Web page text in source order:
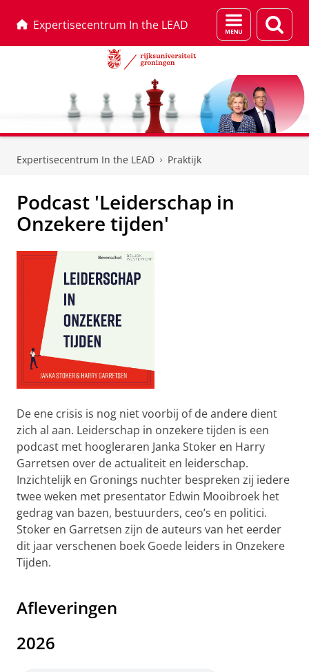
Expertisecentrum In the LEAD
Menu
en
Expertisecentrum In the LEAD Praktijk
Podcast 'Leiderschap in
Onzekere tijden'
De ene crisis is nog niet voorbij of de andere dient
zich al aan. Leiderschap in onzekere tijden is een
podcast met hoogleraren Janka Stoker en Harry
Garretsen over de actualiteit en leiderschap.
Inzichtelijk en Gronings nuchter bespreken zij iedere
twee weken met presentator Edwin Mooibroek het
gedrag van bazen, bestuurders, ceo’s en politici.
Stoker en Garretsen zijn de auteurs van het eerder
dit jaar verschenen boek Goede leiders in Onzekere
Tijden.
Afleveringen
2026